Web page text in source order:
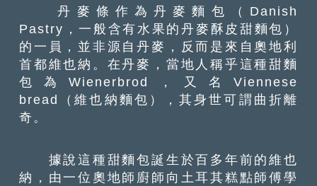
丹麥條作為丹麥麵包（Danish
Pastry，一般含有水果的丹麥酥皮甜麵包）
的一員，並非源自丹麥，反而是來自奧地利
首都維也納。在丹麥，當地人稱乎這種甜麵
包為Wienerbrod，又名Viennese
bread（維也納麵包），其身世可謂曲折離
奇。
據說這種甜麵包誕生於百多年前的維也
納，由一位奧地師廚師向土耳其糕點師傅學